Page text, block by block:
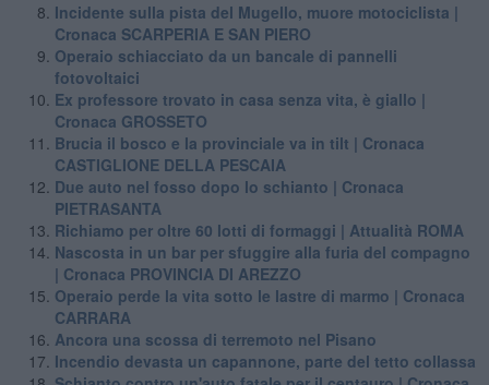
Incidente sulla pista del Mugello, muore motociclista |
Cronaca SCARPERIA E SAN PIERO
Operaio schiacciato da un bancale di pannelli
fotovoltaici
Ex professore trovato in casa senza vita, è giallo |
Cronaca GROSSETO
Brucia il bosco e la provinciale va in tilt | Cronaca
CASTIGLIONE DELLA PESCAIA
Due auto nel fosso dopo lo schianto | Cronaca
PIETRASANTA
Richiamo per oltre 60 lotti di formaggi | Attualità ROMA
Nascosta in un bar per sfuggire alla furia del compagno
| Cronaca PROVINCIA DI AREZZO
Operaio perde la vita sotto le lastre di marmo | Cronaca
CARRARA
Ancora una scossa di terremoto nel Pisano
Incendio devasta un capannone, parte del tetto collassa